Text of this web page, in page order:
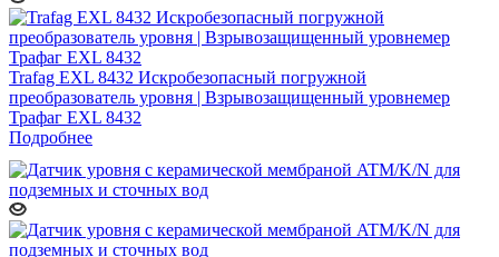
Trafag EXL 8432 Искробезопасный погружной
преобразователь уровня | Взрывозащищенный уровнемер
Трафаг EXL 8432
Подробнее